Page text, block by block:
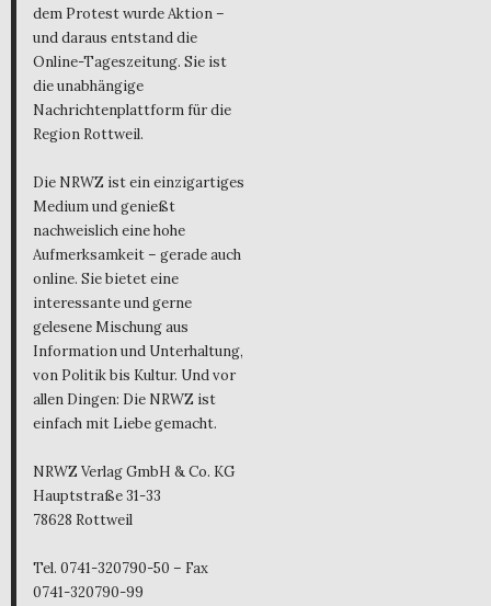
dem Protest wurde Aktion –
und daraus entstand die
Online-Tageszeitung. Sie ist
die unabhängige
Nachrichtenplattform für die
Region Rottweil.
Die NRWZ ist ein einzigartiges
Medium und genießt
nachweislich eine hohe
Aufmerksamkeit – gerade auch
online. Sie bietet eine
interessante und gerne
gelesene Mischung aus
Information und Unterhaltung,
von Politik bis Kultur. Und vor
allen Dingen: Die NRWZ ist
einfach mit Liebe gemacht.
NRWZ Verlag GmbH & Co. KG
Hauptstraße 31-33
78628 Rottweil
Tel. 0741-320790-50 – Fax
0741-320790-99